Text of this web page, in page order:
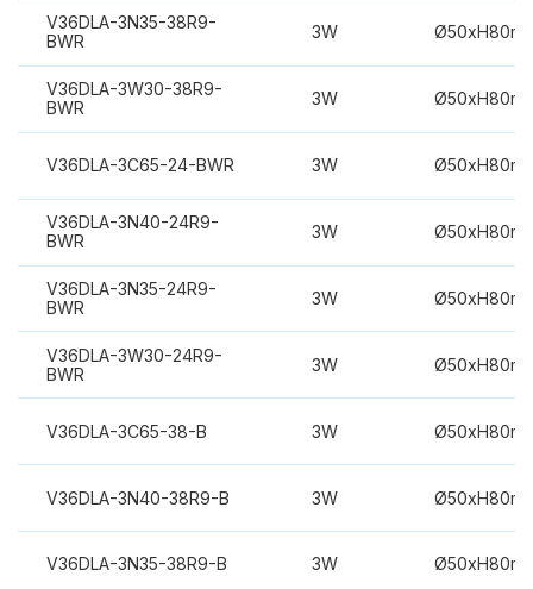
V36DLA-3N35-38R9-
BWR
3W
V36DLA-3W30-38R9-
BWR
3W
V36DLA-3C65-24-BWR 3W
V36DLA-3N40-24R9-
BWR
3W
V36DLA-3N35-24R9-
BWR
3W
V36DLA-3W30-24R9-
BWR
3W
V36DLA-3C65-38-B 3W
V36DLA-3N40-38R9-B 3W
V36DLA-3N35-38R9-B 3W